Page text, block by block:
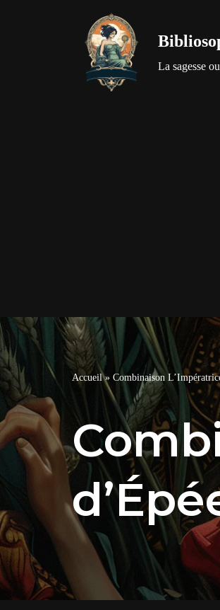
La sagesse
Accueil» Combinaison